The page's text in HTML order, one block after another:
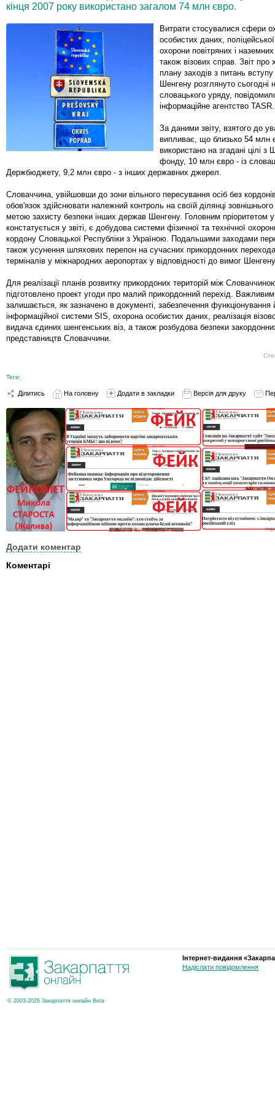
кінця 2007 року використано загалом 74 млн євро.
Витрати стосувалися сфери
особистих даних, поліцейської
охорони повітряних і
також візових справ. Звіт про
плану заходів з питань
Шенгену розглянуто сьогодні
словацького уряду,
інформаційне агентство TASR.
За даними звіту, взятого до
випливає, що близько 54 млн
використано на згадані цілі з
фонду, 10 млн євро - із
Держбюджету, 9,2 млн євро - з інших державних джерел.
Словаччина, увійшовши до зони вільного пересування осіб без
обов'язок здійснювати належний контроль на своїй ділянці
метою захисту безпеки інших держав Шенгену. Головним пріоритетом
констатується у звіті, є добудова системи фізичної та технічної
кордону Словацької Республіки з Україною. Подальшими заходами
також усунення шляхових перепон на сучасних прикордонних
терміналів у міжнародних аеропортах у відповідності до вимог
Для реалізації планів розвитку прикордоних територій між
підготовлено проект угоди про малий прикордонний перехід.
залишається, як зазначено в документі, забезпечення функціонування
інформаційної системи SIS, охорона особистих даних, реалізація
видача єдиних шенгенських віз, а також розбудова безпеки
представництв Словаччини.
Теги:
Ділитись На головну Додати в закладки Версія для друку
Додати коментар
Коментарі
© 2003-2026 Закарпаття онлайн Beta
Інтернет-видання
Надіслати повідомлення